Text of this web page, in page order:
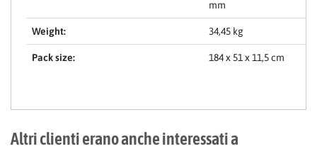
mm
Weight: 34,45 kg
Pack size: 184 x 51 x 11,5 cm
Altri clienti erano anche interessati a